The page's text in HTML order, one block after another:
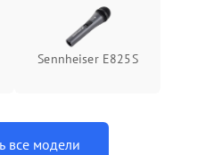
Sennheiser E825S
все модели